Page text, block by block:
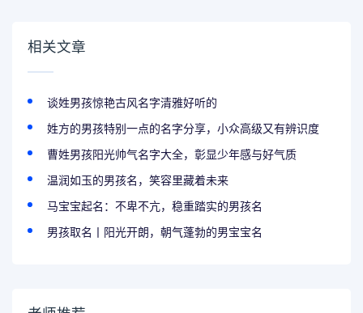
相关文章
谈姓男孩惊艳古风名字清雅好听的
姓方的男孩特别一点的名字分享，小众高级又有辨识度
曹姓男孩阳光帅气名字大全，彰显少年感与好气质
温润如玉的男孩名，笑容里藏着未来
马宝宝起名：不卑不亢，稳重踏实的男孩名
男孩取名丨阳光开朗，朝气蓬勃的男宝宝名